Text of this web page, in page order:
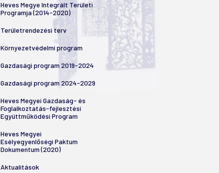
Heves Megye Integrált Területi
Programja (2014-2020)
Területrendezési terv
Környezetvédelmi program
Gazdasági program 2019-2024
Gazdasági program 2024-2029
Heves Megyei Gazdaság- és
Foglalkoztatás-fejlesztési
Együttműködési Program
Heves Megyei
Esélyegyenlőségi Paktum
Dokumentum (2020)
Aktualitások